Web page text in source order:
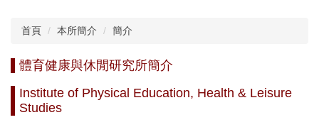
本所簡介
教職員工
首頁 本所簡介 簡介
體育健康與休閒研究所簡介
Institute of Physical Education, Health & Leisure
Studies